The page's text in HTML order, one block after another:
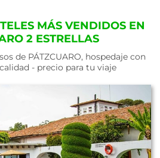
MÁS VENDIDOS EN
2 ESTRELLAS
de PÁTZCUARO, hospedaje con
- precio para tu viaje